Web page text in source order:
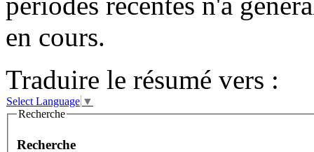
en cours.
Traduire le résumé vers :
Select Language ▼
Recherche
Recherche